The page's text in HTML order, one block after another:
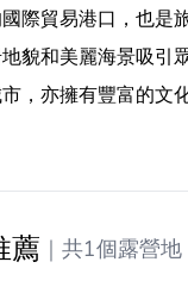
際貿易港口，也是
貌和美麗海景吸引
，亦擁有豐富的文
薦 ｜ 共1個露營地